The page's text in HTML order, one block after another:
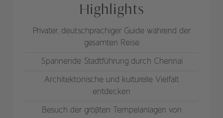
Highlights
Privater, deutschprachiger Guide während der
gesamten Reise
Spannende Stadtführung durch Chennai
Architektonische und kulturelle Vielfalt
entdecken
Besuch der größten Tempelanlagen von